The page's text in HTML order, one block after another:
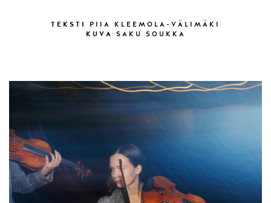
TEKSTI PIIA KLEEMOLA-VÄLIMÄKI
KUVA SAKU SOUKKA